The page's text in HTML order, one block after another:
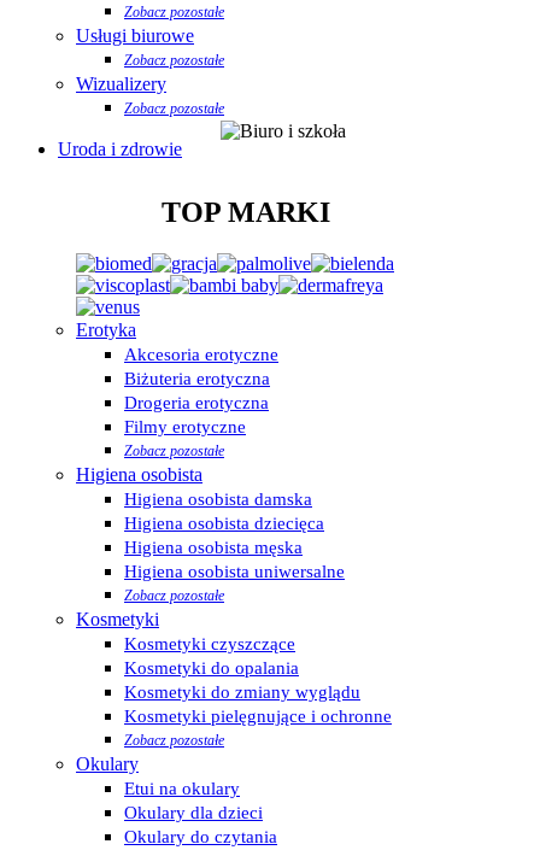
Zobacz pozostałe
Usługi biurowe
Zobacz pozostałe
Wizualizery
Zobacz pozostałe
Uroda i zdrowie
TOP MARKI
Erotyka
Akcesoria erotyczne
Biżuteria erotyczna
Drogeria erotyczna
Filmy erotyczne
Zobacz pozostałe
Higiena osobista
Higiena osobista damska
Higiena osobista dziecięca
Higiena osobista męska
Higiena osobista uniwersalne
Zobacz pozostałe
Kosmetyki
Kosmetyki czyszczące
Kosmetyki do opalania
Kosmetyki do zmiany wyglądu
Kosmetyki pielęgnujące i ochronne
Zobacz pozostałe
Okulary
Etui na okulary
Okulary dla dzieci
Okulary do czytania